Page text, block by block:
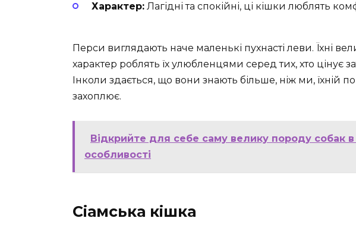
Характер: Лагідні та спокійні, ці кішки люблять
Перси виглядають наче маленькі пухнасті леви. Їхні
характер роблять їх улюбленцями серед тих, хто цінує
Інколи здається, що вони знають більше, ніж ми, їхній
захоплює.
Відкрийте для себе саму велику породу собак в
особливості
Сіамська кішка